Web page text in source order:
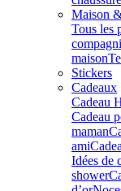
Maison
Tous les
maison
Stickers
Cadeaux
Cadeau
Cadeau
maman
ami
Idées de
shower